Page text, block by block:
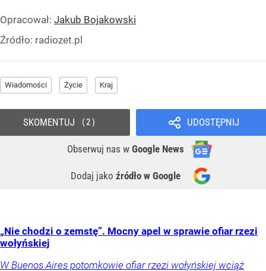
Opracował: Jakub Bojakowski
Źródło: radiozet.pl
Wiadomości Życie Kraj
UDOSTĘPNIJ
Obserwuj nas w Google News
Dodaj jako źródło w Google
SKOMENTUJ 2
„Nie chodzi o zemstę”. Mocny apel w sprawie ofiar rzezi
wołyńskiej
W Buenos Aires potomkowie ofiar rzezi wołyńskiej wciąż